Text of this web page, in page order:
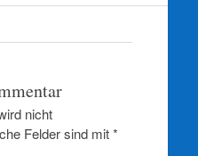
nicht
Felder sind mit*